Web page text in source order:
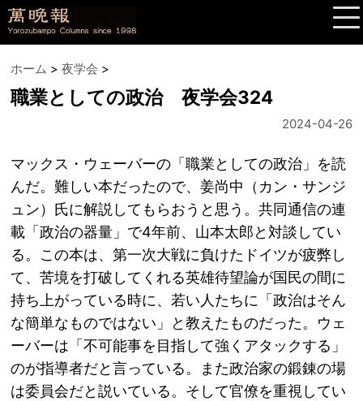
ホーム > 夜学会 >
職業としての政治 夜学会324
2024-04-26
マックス・ウェーバーの「職業としての政治」を読
んだ。難しい本だったので、姜尚中（カン・サンジ
ュン）氏に解説してもらおうと思う。共同通信の連
載「政治の器量」で4年前、山本太郎と対談してい
る。この本は、第一次大戦に負けたドイツが疲弊し
て、苦境を打破してくれる英雄待望論が国民の間に
持ち上がっている時に、若い人たちに「政治はそん
な簡単なものではない」と教えたものだった。ウェ
ーバーは「不可能事を目指して強くアタックする」
のが指導者だと言っている。また政治家の鍛錬の場
は委員会だと説いている。そして官僚を重視してい